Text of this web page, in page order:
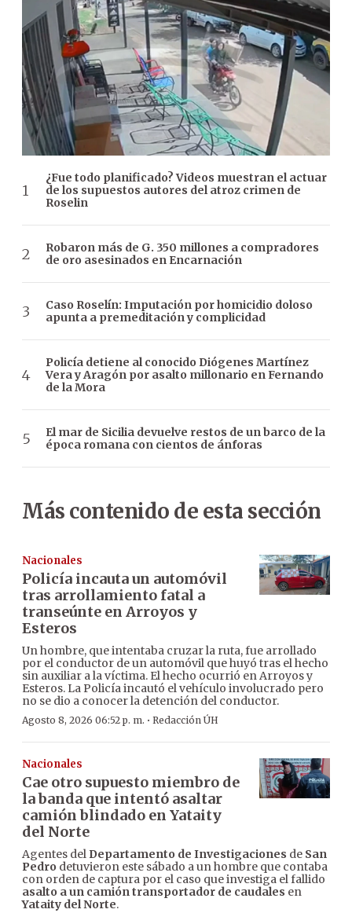
¿Fue todo planificado? Videos muestran el actuar
de los supuestos autores del atroz crimen de
Roselin
Robaron más de G. 350 millones a compradores
de oro asesinados en Encarnación
Caso Roselín: Imputación por homicidio doloso
apunta a premeditación y complicidad
Policía detiene al conocido Diógenes Martínez
Vera y Aragón por asalto millonario en Fernando
de la Mora
El mar de Sicilia devuelve restos de un barco de la
época romana con cientos de ánforas
Más contenido de esta sección
Nacionales
Policía incauta un automóvil
tras arrollamiento fatal a
transeúnte en Arroyos y
Esteros
Un hombre, que intentaba cruzar la ruta, fue arrollado
por el conductor de un automóvil que huyó tras el hecho
sin auxiliar a la víctima. El hecho ocurrió en Arroyos y
Esteros. La Policía incautó el vehículo involucrado pero
no se dio a conocer la detención del conductor.
Agosto 8, 2026 06:52 p. m. · Redacción ÚH
Nacionales
Cae otro supuesto miembro de
la banda que intentó asaltar
camión blindado en Yataity
del Norte
Agentes del Departamento de Investigaciones de San
Pedro detuvieron este sábado a un hombre que contaba
con orden de captura por el caso que investiga el fallido
asalto a un camión transportador de caudales en
Yataity del Norte.